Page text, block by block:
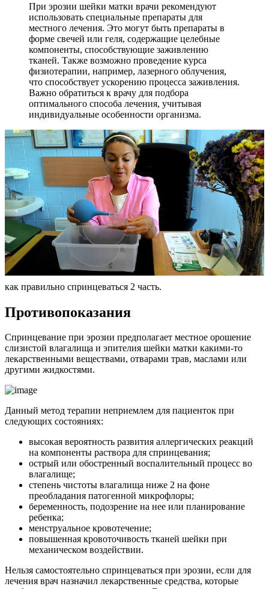
При эрозии шейки матки врачи рекомендуют
использовать специальные препараты для
местного лечения. Это могут быть препараты в
форме свечей или геля, содержащие целебные
компоненты, способствующие заживлению
тканей. Также возможно проведение курса
физиотерапии, например, лазерного облучения,
что способствует ускорению процесса заживления.
Важно обратиться к врачу для подбора
оптимального способа лечения, учитывая
индивидуальные особенности организма.
как правильно спринцеваться 2 часть.
Противопоказания
Спринцевание при эрозии предполагает местное орошение
слизистой влагалища и эпителия шейки матки какими-то
лекарственными веществами, отварами трав, маслами или
другими жидкостями.
Данный метод терапии неприемлем для пациенток при
следующих состояниях:
высокая вероятность развития аллергических реакций
на компоненты раствора для спринцевания;
острый или обостренный воспалительный процесс во
влагалище;
степень чистоты влагалища ниже 2 на фоне
преобладания патогенной микрофлоры;
беременность, подозрение на нее или планирование
ребенка;
менструальное кровотечение;
повышенная кровоточивость тканей шейки при
механическом воздействии.
Нельзя самостоятельно спринцеваться при эрозии, если для
лечения врач назначил лекарственные средства, которые